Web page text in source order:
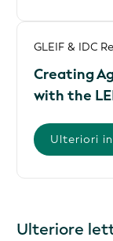
GLEIF & IDC
Creating
with the
Ulteriori
Ulteriore